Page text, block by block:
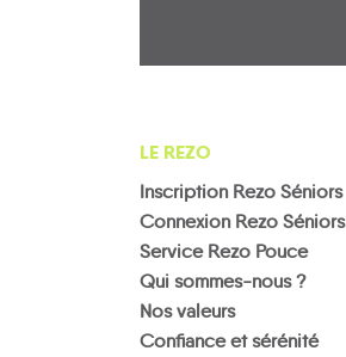
LE REZO
Inscription Rezo Séniors
Connexion Rezo Séniors
Service Rezo Pouce
Qui sommes-nous ?
Nos valeurs
Confiance et sérénité